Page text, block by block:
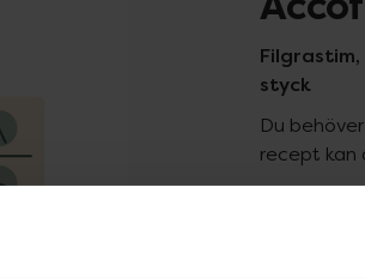
styck
Du
recept kan